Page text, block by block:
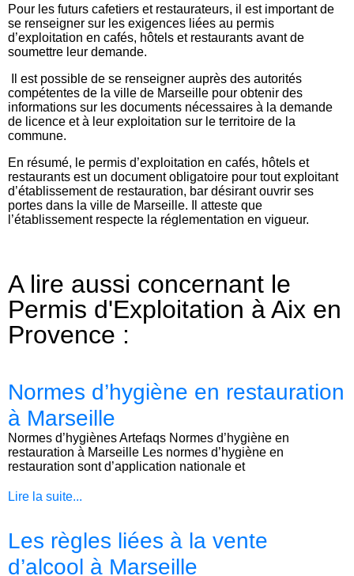
Pour les futurs cafetiers et restaurateurs, il est important de
se renseigner sur les exigences liées au permis
d’exploitation en cafés, hôtels et restaurants avant de
soumettre leur demande.
Il est possible de se renseigner auprès des autorités
compétentes de la ville de Marseille pour obtenir des
informations sur les documents nécessaires à la demande
de licence et à leur exploitation sur le territoire de la
commune.
En résumé, le permis d’exploitation en cafés, hôtels et
restaurants est un document obligatoire pour tout exploitant
d’établissement de restauration, bar désirant ouvrir ses
portes dans la ville de Marseille. Il atteste que
l’établissement respecte la réglementation en vigueur.
A lire aussi concernant le
Permis d'Exploitation à Aix en
Provence :
Normes d’hygiène en restauration
à Marseille
Normes d’hygiènes Artefaqs Normes d’hygiène en
restauration à Marseille Les normes d’hygiène en
restauration sont d’application nationale et
Lire la suite...
Les règles liées à la vente
d’alcool à Marseille